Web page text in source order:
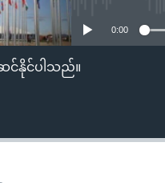
0:00
င်နိုင်ပါသည်။